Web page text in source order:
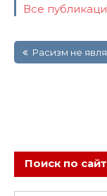
Все
по Расизм не
Поиск по